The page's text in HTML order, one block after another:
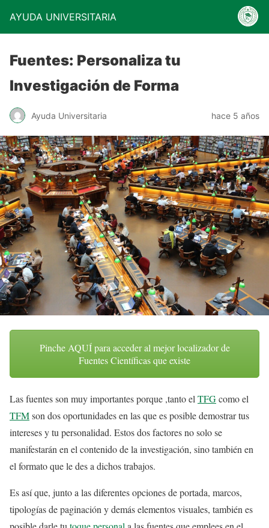
AYUDA UNIVERSITARIA
Fuentes: Personaliza tu
Investigación de Forma
Ayuda Universitaria hace 5 años
Pinche AQUÍ para acceder al mejor localizador de
Fuentes Científicas que existe
Las fuentes son muy importantes porque ,tanto elTFGcomo el
TFMson dos oportunidades en las que es posible demostrar tus
intereses y tu personalidad. Estos dos factores no solo se
manifestarán en el contenido de la investigación, sino también en
el formato que le des a dichos trabajos.
Es así que, junto a las diferentes opciones de portada, marcos,
tipologías de paginación y demás elementos visuales, también es